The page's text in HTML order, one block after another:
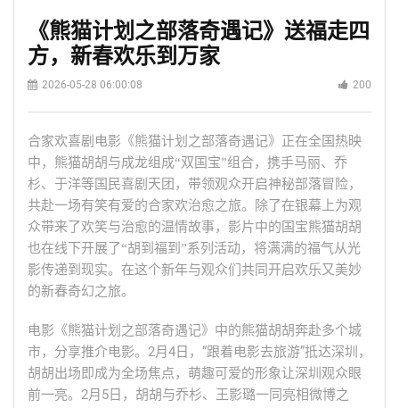
《熊猫计划之部落奇遇记》送福走四
方，新春欢乐到万家
2026-05-28 06:00:08 200
合家欢喜剧电影《熊猫计划之部落奇遇记》正在全国热映
中，熊猫胡胡与成龙组成“双国宝”组合，携手马丽、乔
杉、于洋等国民喜剧天团，带领观众开启神秘部落冒险，
共赴一场有笑有爱的合家欢治愈之旅。除了在银幕上为观
众带来了欢笑与治愈的温情故事，影片中的国宝熊猫胡胡
也在线下开展了“胡到福到”系列活动，将满满的福气从光
影传递到现实。在这个新年与观众们共同开启欢乐又美妙
的新春奇幻之旅。
电影《熊猫计划之部落奇遇记》中的熊猫胡胡奔赴多个城
市，分享推介电影。2月4日，“跟着电影去旅游”抵达深圳，
胡胡出场即成为全场焦点，萌趣可爱的形象让深圳观众眼
前一亮。2月5日，胡胡与乔杉、王影璐一同亮相微博之